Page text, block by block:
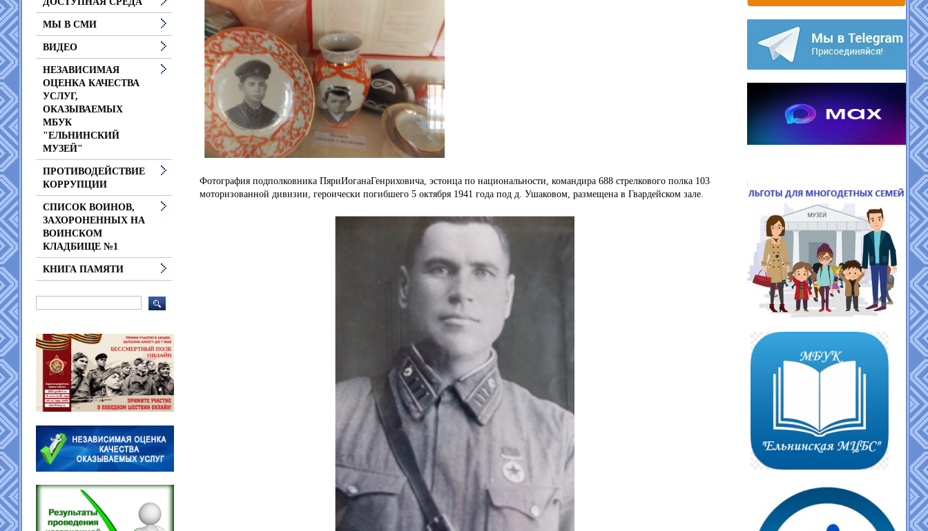
Фотография подполковника ПяриИоганаГенриховича, эстонца по национальности, командира 688 стрелкового полка 103
моторизованной дивизии, героически погибшего 5 октября 1941 года под д. Ушаковом, размещена в Гвардейском зале.
МЫ В СМИ
ВИДЕО
НЕЗАВИСИМАЯ
ОЦЕНКА КАЧЕСТВА
УСЛУГ,
ОКАЗЫВАЕМЫХ
МБУК
"ЕЛЬНИНСКИЙ
МУЗЕЙ"
ПРОТИВОДЕЙСТВИЕ
КОРРУПЦИИ
СПИСОК ВОИНОВ,
ЗАХОРОНЕННЫХ НА
ВОИНСКОМ
КЛАДБИЩЕ №1
КНИГА ПАМЯТИ